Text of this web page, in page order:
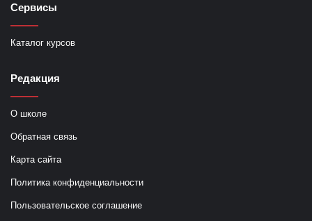
Сервисы
Каталог курсов
Редакция
О школе
Обратная связь
Карта сайта
Политика конфиденциальности
Пользовательское соглашение